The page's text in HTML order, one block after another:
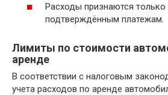
Расходы признаются
подтверждённым платежам.
Лимиты по стоимости
аренде
В соответствии с налоговым
учета расходов по аренде